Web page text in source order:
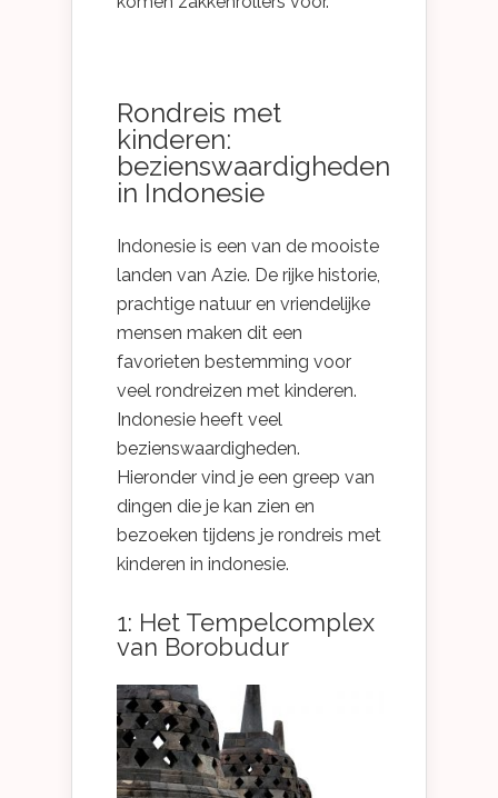
Rondreis met
kinderen:
bezienswaardigheden
in Indonesie
Indonesie is een van de mooiste
landen van Azie. De rijke historie,
prachtige natuur en vriendelijke
mensen maken dit een
favorieten bestemming voor
veel rondreizen met kinderen.
Indonesie heeft veel
bezienswaardigheden.
Hieronder vind je een greep van
dingen die je kan zien en
bezoeken tijdens je rondreis met
kinderen in indonesie.
1: Het Tempelcomplex
van Borobudur